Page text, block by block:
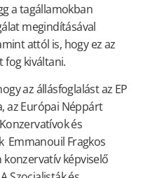
a tagállamokban
megindításával
attól is, hogy ez az
fog kiváltani.
az állásfoglalást az EP
az Európai Néppárt
és
Emmanouil Fragkos
képviselő